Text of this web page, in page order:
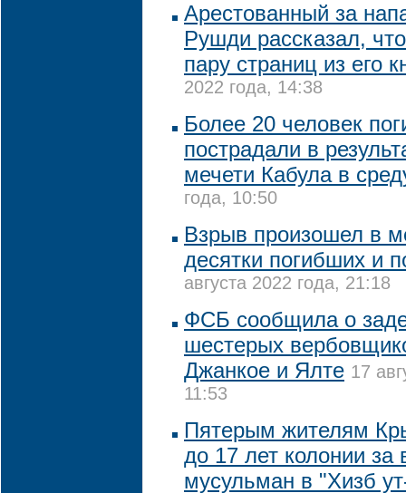
Арестованный за
Рушди рассказал,
пару страниц из его
2022 года, 14:38
Более 20 человек
пострадали в
мечети Кабула в
года, 10:50
Взрыв произошел в
десятки погибших и
августа 2022 года, 21:18
ФСБ сообщила о
шестерых
Джанкое и Ялте 17
11:53
Пятерым жителям
до 17 лет колонии за
мусульман в "Хизб